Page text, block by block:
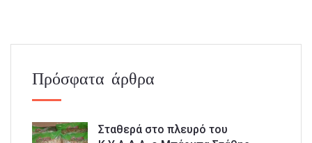
Πρόσφατα άρθρα
Σταθερά στο πλευρό του